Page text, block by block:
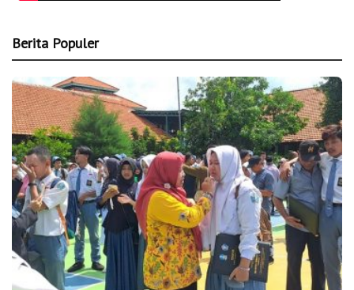
Berita Populer